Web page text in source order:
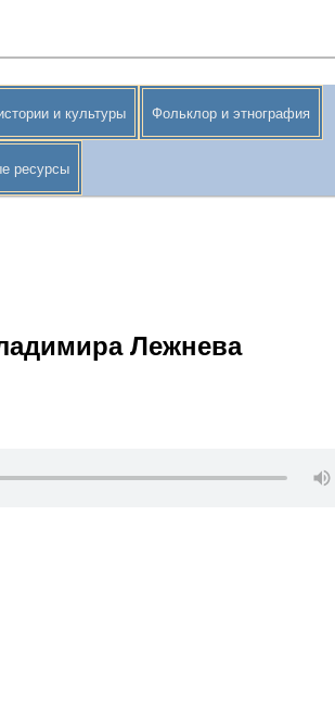
и культуры Фольклор и этнография
ресурсы
Лежнева